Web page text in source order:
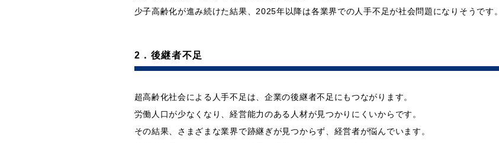
少子高齢化が進み続けた結果、2025年以降は各業界での人手不足が社会問題になりそうです。
2．後継者不足
超高齢化社会による人手不足は、企業の後継者不足にもつながります。
労働人口が少なくなり、経営能力のある人材が見つかりにくいからです。
その結果、さまざまな業界で跡継ぎが見つからず、経営者が悩んでいます。